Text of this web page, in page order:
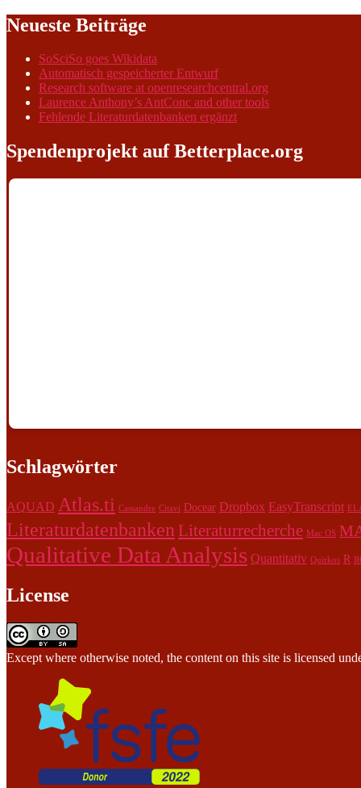
Neueste Beiträge
SoSciSo goes Wikidata
Automatisch gespeicherter Entwurf
Research software at openresearchcentral.org
Laurence Anthony’s AntConc and other tools
Fehlende Literaturdatenbanken ergänzt
Spendenprojekt auf Betterplace.org
Schlagwörter
AQUAD Atlas.ti Cassandre Citavi Docear Dropbox EasyTranscript
Literaturdatenbanken Literaturrecherche Mac OS
Qualitative Data Analysis Quantitativ Quirkos R
License
Except where otherwise noted, the content on this site is licensed